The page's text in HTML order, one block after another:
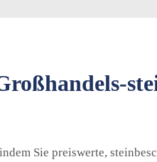
Sie preiswerte,